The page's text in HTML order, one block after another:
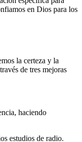
en Dios para los
la certeza y la
de tres mejoras
haciendo
estudios de radio.